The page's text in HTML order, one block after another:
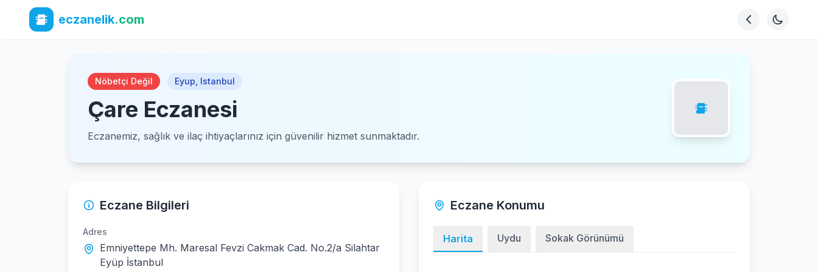
eczanelik.com
Nöbetçi Değil Eyup Istanbul
Çare Eczanesi
Eczanemiz, sağlık ve ilaç ihtiyaçlarınız için güvenilir hizmet sunmaktadır.
Eczane Bilgileri
Adres
Emniyettepe Mh. Maresal Fevzi Cakmak Cad. No.2/a Silahtar
Eyüp İstanbul
Eczane Konumu
Harita Uydu Sokak Görünümü